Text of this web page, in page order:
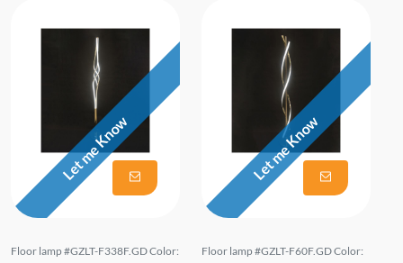
Let me Know
Floor lamp #GZLT-F338F.GD Color:
Let me Know
Floor lamp #GZLT-F60F.GD Color: